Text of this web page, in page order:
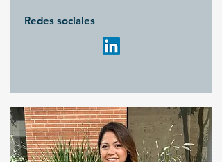
Redes sociales